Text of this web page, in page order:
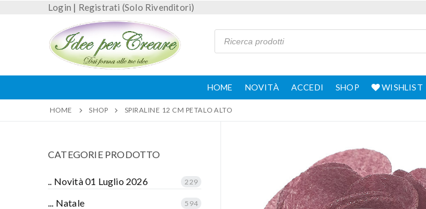
Login | Registrati (Solo Rivenditori)
HOME NOVITÀ ACCEDI SHOP WISHLIST
HOME SHOP SPIRALINE 12 CM PETALO ALTO
CATEGORIE PRODOTTO
.. Novità 01 Luglio 2026 229
... Natale 594